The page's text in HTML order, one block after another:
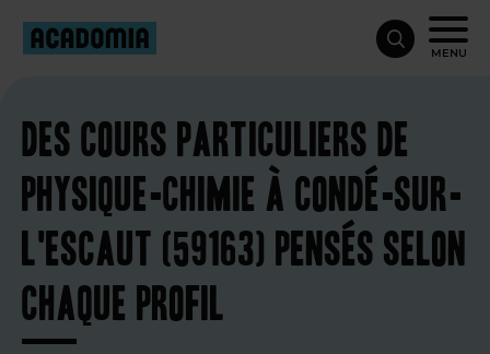
MENU
Des cours particuliers de
physique-chimie à Condé-sur-
l'Escaut (59163) pensés selon
chaque profil